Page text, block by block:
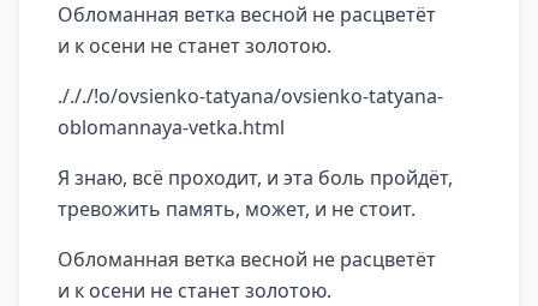
Обломанная ветка весной не расцветёт
и к осени не станет золотою.
./././!o/ovsienko-tatyana/ovsienko-tatyana-
oblomannaya-vetka.html
Я знаю, всё проходит, и эта боль пройдёт,
тревожить память, может, и не стоит.
Обломанная ветка весной не расцветёт
и к осени не станет золотою.